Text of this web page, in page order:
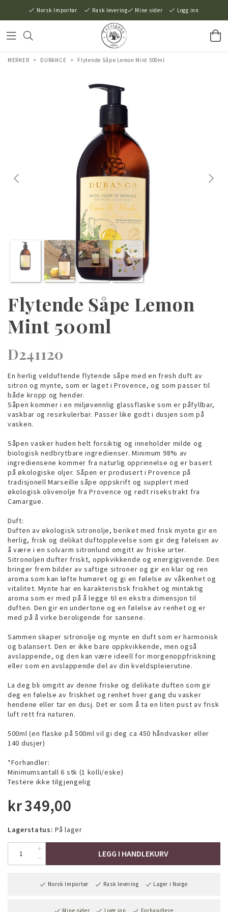
Norsk Importør Rask levering Mine sider Logg inn
MERKER > DURANCE > Flytende Såpe Lemon Mint 500ml
Flytende Såpe Lemon
Mint 500ml
D241120
En herlig velduftende flytende såpe med en fresh duft av
sitron og mynte, som er laget i Provence, og som passer til
både kropp og hender.
Såpen kommer i en miljøvennlig glassflaske som er påfyllbar,
vaskbar og resirkulerbar. Passer like godt i dusjen som på
vasken.
Såpen vasker huden helt forsiktig og inneholder milde og
biologisk nedbrytbare ingredienser. Minimum 98% av
ingrediensene kommer fra naturlig opprinnelse og er basert
på økologiske oljer. Såpen er produsert i Provence på
tradisjonell Marseille såpe oppskrift og supplert med
økologisk olivenolje fra Provence og rødt risekstrakt fra
Camargue.
Duft:
Duften av økologisk sitronolje, beriket med frisk mynte gir en
herlig, frisk og delikat duftopplevelse som gir deg følelsen av
å være i en solvarm sitronlund omgitt av friske urter.
Sitronoljen dufter friskt, oppkvikkende og energigivende. Den
bringer frem bilder av saftige sitroner og gir en klar og ren
aroma som kan løfte humøret og gi en følelse av våkenhet og
vitalitet. Mynte har en karakteristisk friskhet og mintaktig
aroma som er med på å legge til en ekstra dimensjon til
duften. Den gir en undertone og en følelse av renhet og er
med på å virke beroligende for sansene.
Sammen skaper sitronolje og mynte en duft som er harmonisk
og balansert. Den er ikke bare oppkvikkende, men også
avslappende, og den kan være ideell for morgenoppfriskning
eller som en avslappende del av din kveldspleierutine.
La deg bli omgitt av denne friske og delikate duften som gir
deg en følelse av friskhet og renhet hver gang du vasker
hendene eller tar en dusj. Det er som å ta en liten pust av frisk
luft rett fra naturen.
500ml (en flaske på 500ml vil gi deg ca 450 håndvasker eller
140 dusjer)
*Forhandler:
Minimumsantall 6 stk (1 kolli/eske)
Testere ikke tilgjengelig
kr349,00
Lagerstatus: På lager
LEGG I HANDLEKURV
Norsk Importør Rask levering Lager i Norge
Mine sider Logg inn Forhandlere